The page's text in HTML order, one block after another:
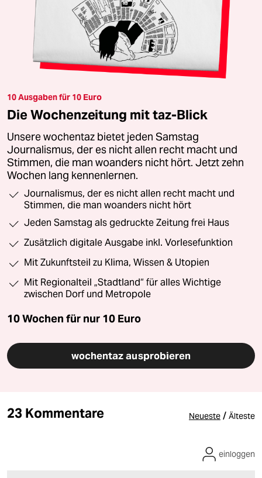
10 Ausgaben für 10 Euro
Die Wochenzeitung mit taz-Blick
Unsere wochentaz bietet jeden Samstag
Journalismus, der es nicht allen recht macht und
Stimmen, die man woanders nicht hört. Jetzt zehn
Wochen lang kennenlernen.
Journalismus, der es nicht allen recht macht und
Stimmen, die man woanders nicht hört
Jeden Samstag als gedruckte Zeitung frei Haus
Zusätzlich digitale Ausgabe inkl. Vorlesefunktion
Mit Zukunftsteil zu Klima, Wissen & Utopien
Mit Regionalteil „Stadtland“ für alles Wichtige
zwischen Dorf und Metropole
10 Wochen für nur 10 Euro
wochentaz ausprobieren
23 Kommentare Neueste / Älteste
einloggen